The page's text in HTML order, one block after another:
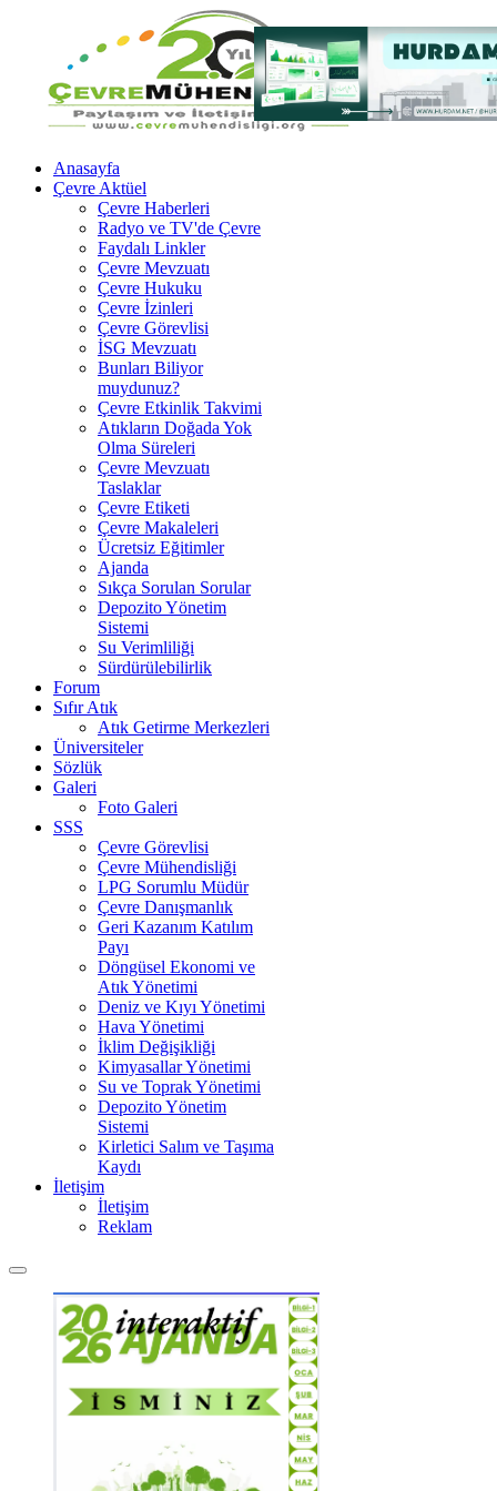
Anasayfa
Çevre Aktüel
Çevre Haberleri
Radyo ve TV'de Çevre
Faydalı Linkler
Çevre Mevzuatı
Çevre Hukuku
Çevre İzinleri
Çevre Görevlisi
İSG Mevzuatı
Bunları Biliyor
muydunuz?
Çevre Etkinlik Takvimi
Atıkların Doğada Yok
Olma Süreleri
Çevre Mevzuatı
Taslaklar
Çevre Etiketi
Çevre Makaleleri
Ücretsiz Eğitimler
Ajanda
Sıkça Sorulan Sorular
Depozito Yönetim
Sistemi
Su Verimliliği
Sürdürülebilirlik
Forum
Sıfır Atık
Atık Getirme Merkezleri
Üniversiteler
Sözlük
Galeri
Foto Galeri
SSS
Çevre Görevlisi
Çevre Mühendisliği
LPG Sorumlu Müdür
Çevre Danışmanlık
Geri Kazanım Katılım
Payı
Döngüsel Ekonomi ve
Atık Yönetimi
Deniz ve Kıyı Yönetimi
Hava Yönetimi
İklim Değişikliği
Kimyasallar Yönetimi
Su ve Toprak Yönetimi
Depozito Yönetim
Sistemi
Kirletici Salım ve Taşıma
Kaydı
İletişim
İletişim
Reklam